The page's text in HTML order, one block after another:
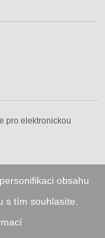
obsahu
s tím souhlasíte.
pro elektronickou